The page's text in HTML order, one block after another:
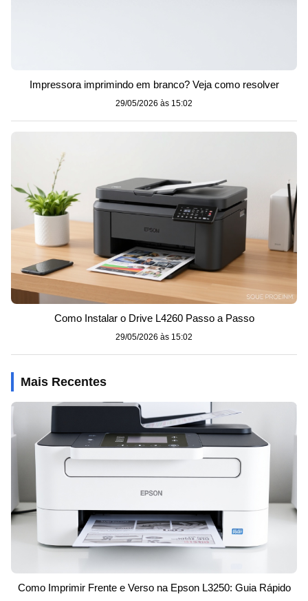
Impressora imprimindo em branco? Veja como resolver
29/05/2026 às 15:02
Como Instalar o Drive L4260 Passo a Passo
29/05/2026 às 15:02
Mais Recentes
Como Imprimir Frente e Verso na Epson L3250: Guia Rápido